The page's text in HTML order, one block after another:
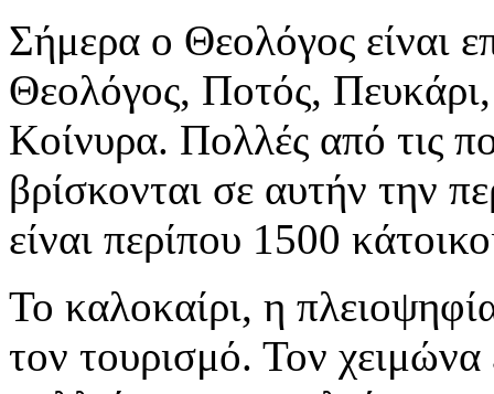
Σήμερα ο Θεολόγος είναι
Θεολόγος, Ποτός,
Κοίνυρα. Πολλές από τις
βρίσκονται σε αυτήν την
είναι περίπου 1500
Το καλοκαίρι, η
τον τουρισμό. Τον χειμώνα